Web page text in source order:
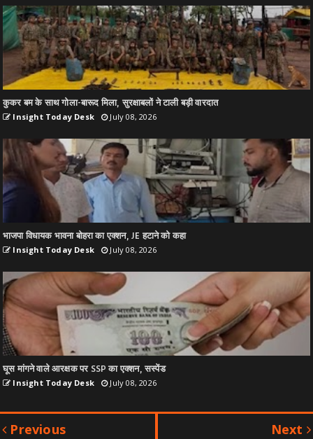
कुकर बम के साथ गोला-बारूद मिला, सुरक्षाबलों ने टाली बड़ी वारदात
Insight Today Desk July 08, 2026
भाजपा विधायक भावना बोहरा का एक्शन, JE हटाने को कहा
Insight Today Desk July 08, 2026
घूस मांगने वाले आरक्षक पर SSP का एक्शन, सस्पेंड
Insight Today Desk July 08, 2026
Previous Next